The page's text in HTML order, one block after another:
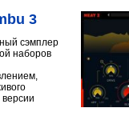
3
сэмплер
наборов